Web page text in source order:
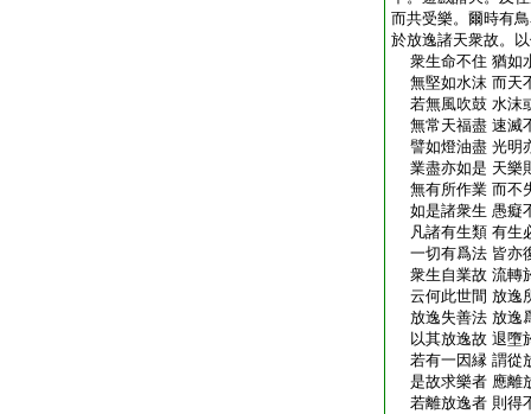
而共受樂。爾時有
於放逸諸天衆故。
衆生命不住 猶如
無堅如水沫 而天
若無風吹鼓 水沫
無常天福盡 速滅
譬如燈油盡 光明
業盡亦如是 天樂
無有所作業 而不
如是諸衆生 愚癡
凡諸有生類 有生
一切有爲法 皆亦
衆生自業故 流轉
云何此世間 放逸
放逸失善法 放逸
以其放逸故 退墮
若有一因縁 謂從
是故求樂者 應離
若離放逸者 則得